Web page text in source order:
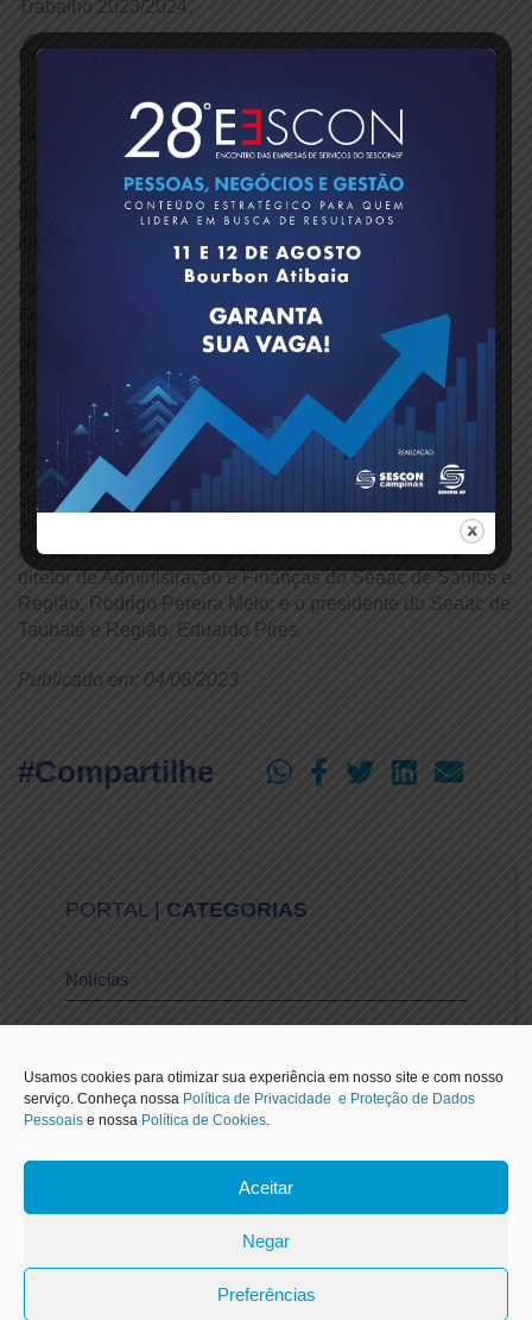
Usamos cookies para otimizar sua experiência em nosso site e com nosso
serviço. Conheça nossa Política de Privacidade e Proteção de Dados
Pessoais e nossa Política de Cookies.
Aceitar
Negar
Preferências
Trabalho 2023/2024.
Pelo Sescon-SP, participaram do encontro o presidente
Carlos Alberto Baptistão, o vice-presidente Antonio Carlos
Souza dos Santos, o vice-presidente Financeiro, Jorge
Segeti, e o gerente Jurídico e Institucional, Marcos Kazuo,
e a supervisora jurídica Viviane Victor, e pelo Sescon
Campinas o presidente Rodrigo de Abreu Gonzales, a
diretora Financeira, Cláudia Letícia Andrade, e o assessor
Pelas entidades laborais participaram o presidente da
Feaac, Lourival Figueiredo Melo, e o diretor de
Negociações e presidente do Seaac Santo André, Vagney
Borges de Castro; a presidente do Seaac Americana e
Região, Helena Ribeiro da Silva, o diretor de Formação
Sindical Saúde e Previdência Social, José Carlos Bispo
de Souza Jr., e o jornalista José Luciano Domiciano da
Silva; a presidente do Seaac Araçatuba e Região, Adriana
Sales Mazarin Borges, e a diretora de Administração,
Suéllen Aparecida Pereira; a presidente do Seaac de
Marília e Região, Rosângela Aparecida Rodrigues; o
diretor de Administração e Finanças do Seaac de Santos e
Região, Rodrigo Pereira Melo; e o presidente do Seaac de
Taubaté e Região, Eduardo Pires.
Publicado em: 04/08/2023
#Compartilhe
PORTAL | CATEGORIAS
Notícias
Carteirinha de Associado